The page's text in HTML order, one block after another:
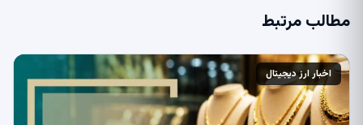
مطالب مرتبط
اخبار ارز دیجیتال